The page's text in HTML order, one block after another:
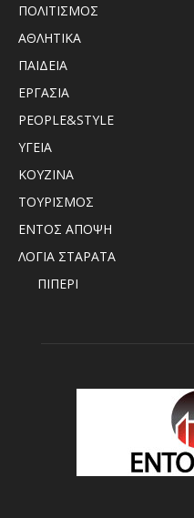
ΠΟΛΙΤΙΣΜΟΣ
ΑΘΛΗΤΙΚΑ
ΠΑΙΔΕΙΑ
ΕΡΓΑΣΙΑ
PEOPLE&STYLE
ΥΓΕΙΑ
ΚΟΥΖΙΝΑ
ΤΟΥΡΙΣΜΟΣ
ΕΝΤΟΣ ΑΠΟΨΗ
ΛΟΓΙΑ ΣΤΑΡΑΤΑ
ΠΙΠΕΡΙ